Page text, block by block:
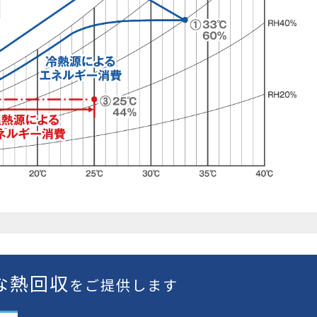
熱回収をご提供します